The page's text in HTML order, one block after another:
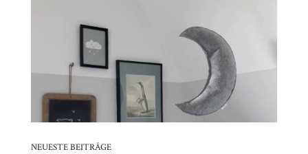
⠀⠀⠀⠀⠀⠀⠀⠀⠀⠀⠀⠀⠀⠀⠀⠀⠀⠀⠀⠀⠀⠀⠀⠀⠀⠀⠀⠀⠀
⠀⠀⠀⠀⠀⠀⠀⠀⠀⠀⠀⠀⠀⠀⠀⠀⠀⠀⠀⠀⠀⠀
⠀⠀⠀⠀⠀⠀⠀⠀⠀⠀⠀⠀⠀⠀⠀⠀⠀⠀⠀⠀⠀⠀⠀⠀⠀⠀⠀⠀⠀
⠀⠀⠀⠀⠀⠀⠀⠀⠀⠀⠀⠀⠀⠀⠀⠀⠀⠀⠀⠀⠀⠀
NEUESTE BEITRÄGE